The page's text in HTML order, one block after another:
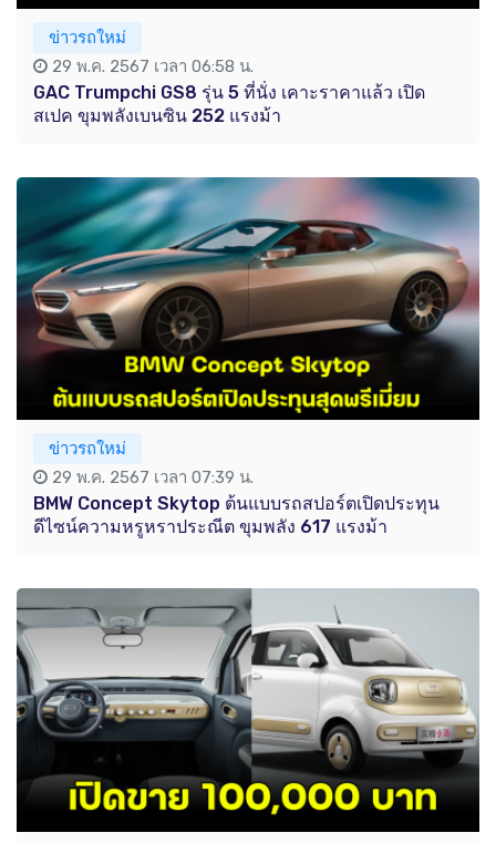
ข่าวรถใหม่
29 พ.ค. 2567 เวลา 06:58 น.
GAC Trumpchi GS8 รุ่น 5 ที่นั่ง เคาะราคาแล้ว เปิด
สเปค ขุมพลังเบนซิน 252 แรงม้า
ข่าวรถใหม่
29 พ.ค. 2567 เวลา 07:39 น.
BMW Concept Skytop ต้นแบบรถสปอร์ตเปิดประทุน
ดีไซน์ความหรูหราประณีต ขุมพลัง 617 แรงม้า